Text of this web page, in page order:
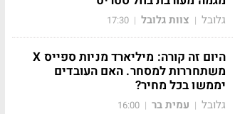
גלובל | צוות גלובל |
17:30
היום זה קורה: מיליארד מניות ספייס X
משתחררות למסחר. האם העובדים
יממשו בכל מחיר?
גלובל | עמית בר |
16:00